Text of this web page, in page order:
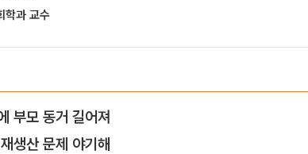
학과 교수
부모 동거 길어져
생산 문제 야기해